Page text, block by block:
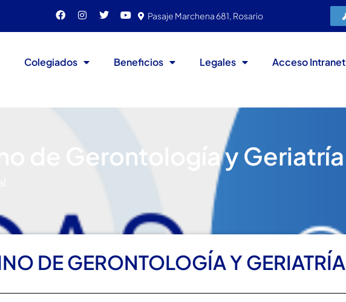
Pasaje Marchena 681, Rosario
Colegiados Beneficios Legales Acceso Intranet
de Gerontología y Geriatría
DE GERONTOLOGÍA Y GERIATRÍA